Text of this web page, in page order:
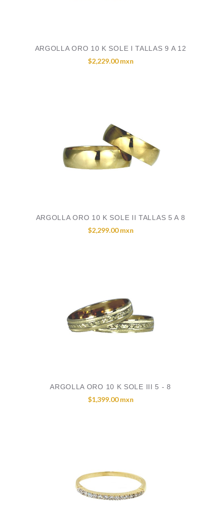
ARGOLLA ORO 10 K SOLE I TALLAS 9 A 12
$2,229.00 mxn
ARGOLLA ORO 10 K SOLE II TALLAS 5 A 8
$2,299.00 mxn
ARGOLLA ORO 10 K SOLE III 5 - 8
$1,399.00 mxn